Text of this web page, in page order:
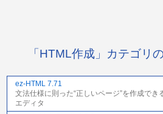
「HTML作成」カテゴリ
ez-HTML 7.71
文法仕様に則った“正しいページ”を作成で
エディタ